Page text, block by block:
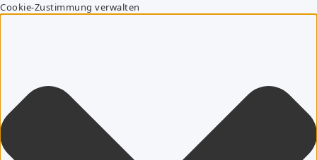
Cookie-Zustimmung verwalten